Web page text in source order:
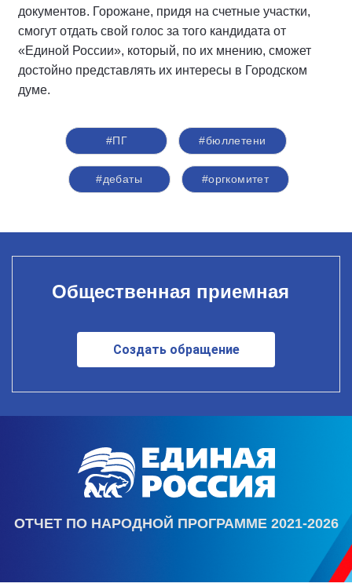
документов. Горожане, придя на счетные участки,
смогут отдать свой голос за того кандидата от
«Единой России», который, по их мнению, сможет
достойно представлять их интересы в Городском
думе.
#ПГ #бюллетени
#дебаты #оргкомитет
Общественная приемная
Создать обращение
ОТЧЕТ ПО НАРОДНОЙ ПРОГРАММЕ 2021-2026